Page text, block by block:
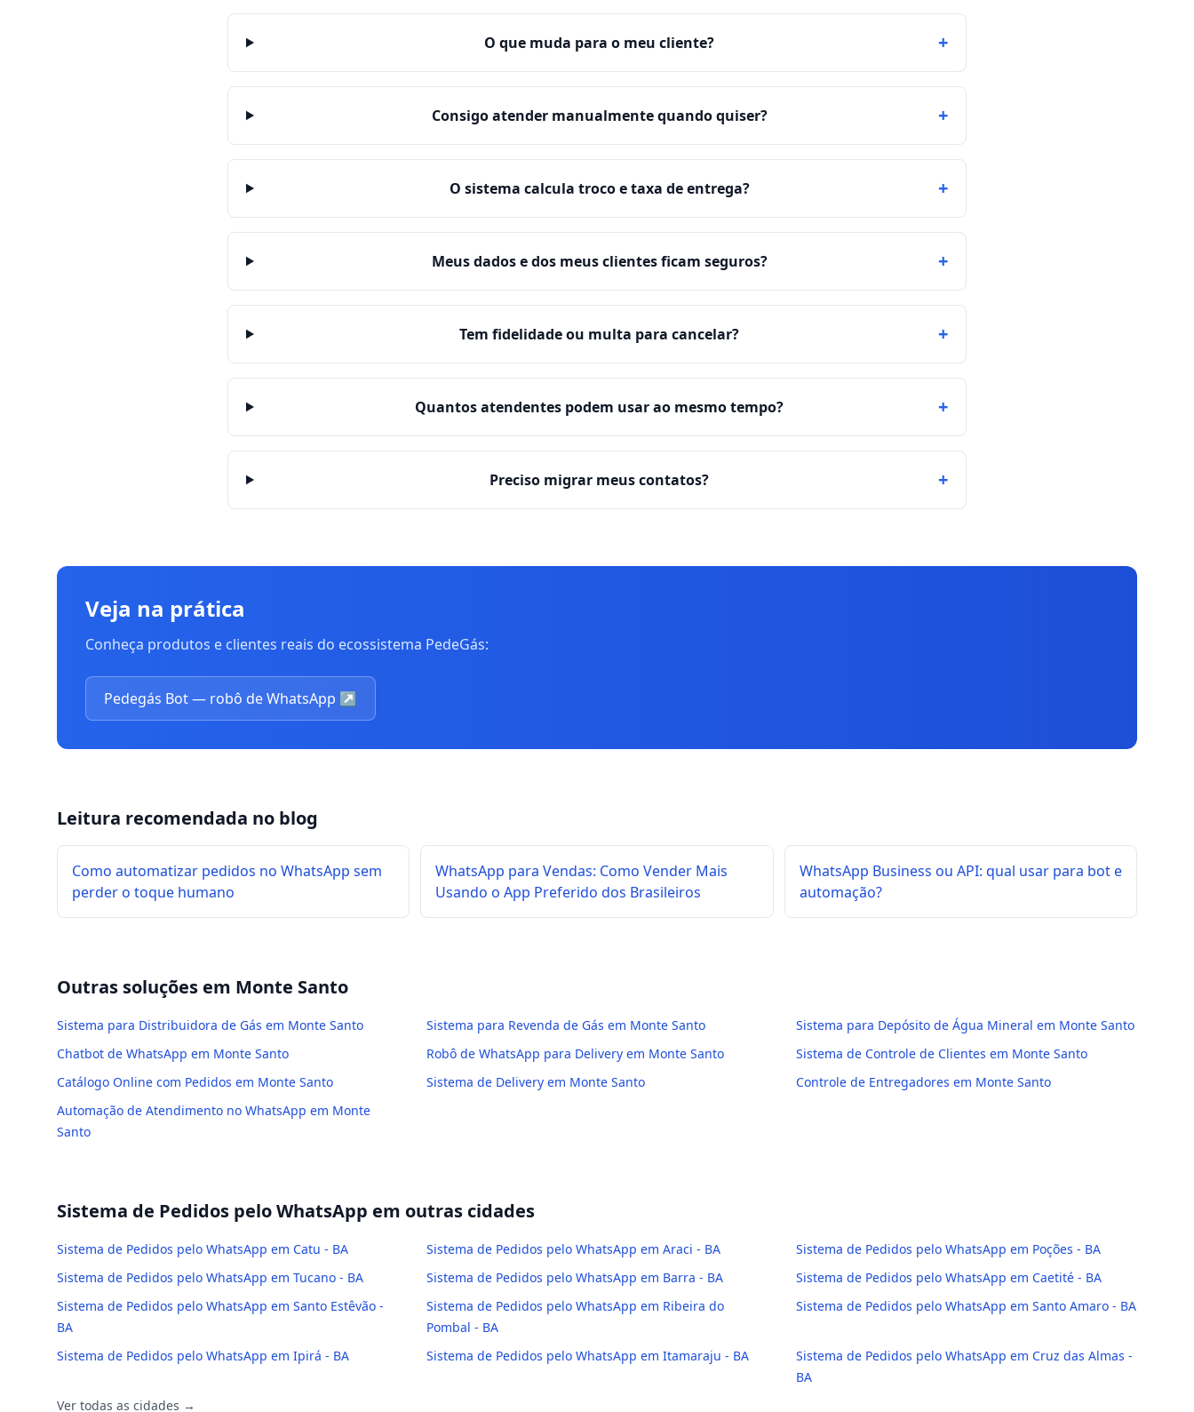
O que muda para o meu cliente? +
Consigo atender manualmente quando quiser? +
O sistema calcula troco e taxa de entrega? +
Meus dados e dos meus clientes ficam seguros? +
Tem fidelidade ou multa para cancelar? +
Quantos atendentes podem usar ao mesmo tempo? +
Preciso migrar meus contatos? +
Veja na prática
Conheça produtos e clientes reais do ecossistema PedeGás:
Pedegás Bot — robô de WhatsApp ↗
Leitura recomendada no blog
Como automatizar pedidos no WhatsApp sem
perder o toque humano
WhatsApp para Vendas: Como Vender Mais
Usando o App Preferido dos Brasileiros
WhatsApp Business ou API: qual usar para bot e
automação?
Outras soluções em Monte Santo
Sistema para Distribuidora de Gás em Monte Santo Sistema para Revenda de Gás em Monte Santo
Sistema para Depósito de Água Mineral em Monte Santo
Chatbot de WhatsApp em Monte Santo
Robô de WhatsApp para Delivery em Monte Santo
Sistema de Controle de Clientes em Monte Santo
Catálogo Online com Pedidos em Monte Santo
Sistema de Delivery em Monte Santo
Controle de Entregadores em Monte Santo
Automação de Atendimento no WhatsApp em Monte
Santo
Sistema de Pedidos pelo WhatsApp em outras cidades
Sistema de Pedidos pelo WhatsApp em Catu - BA Sistema de Pedidos pelo WhatsApp em Araci - BA
Sistema de Pedidos pelo WhatsApp em Poções - BA
Sistema de Pedidos pelo WhatsApp em Tucano - BA
Sistema de Pedidos pelo WhatsApp em Barra - BA
Sistema de Pedidos pelo WhatsApp em Caetité - BA
Sistema de Pedidos pelo WhatsApp em Santo Estêvão -
BA
Sistema de Pedidos pelo WhatsApp em Ribeira do
Pombal - BA
Sistema de Pedidos pelo WhatsApp em Santo Amaro - BA
Sistema de Pedidos pelo WhatsApp em Ipirá - BA Sistema de Pedidos pelo WhatsApp em Itamaraju - BA
Sistema de Pedidos pelo WhatsApp em Cruz das Almas -
BA
Ver todas as cidades →